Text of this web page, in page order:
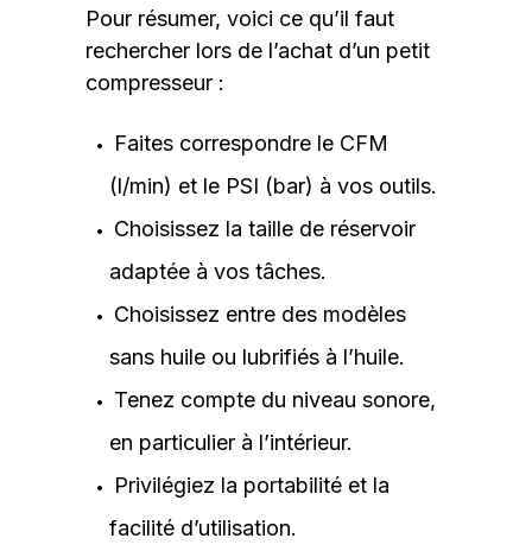
Pour résumer, voici ce qu’il faut
rechercher lors de l’achat d’un petit
compresseur :
Faites correspondre le CFM
(l/min) et le PSI (bar) à vos outils.
Choisissez la taille de réservoir
adaptée à vos tâches.
Choisissez entre des modèles
sans huile ou lubrifiés à l’huile.
Tenez compte du niveau sonore,
en particulier à l’intérieur.
Privilégiez la portabilité et la
facilité d’utilisation.